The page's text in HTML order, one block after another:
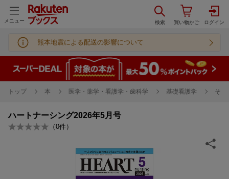
メニュー
熊本地震による配送の影響について
トップ 本 医学・薬学・看護学・歯科学 基礎看護学 その
ハートナーシング2026年5月号
（0件）